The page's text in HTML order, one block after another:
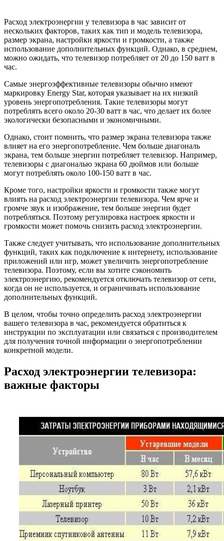
Расход электроэнергии у телевизора в час зависит от
нескольких факторов, таких как тип и модель телевизора,
размер экрана, настройки яркости и громкости, а также
использование дополнительных функций. Однако, в среднем,
можно ожидать, что телевизор потребляет от 20 до 150 ватт в
час.
Самые энергоэффективные телевизоры обычно имеют
маркировку Energy Star, которая указывает на их низкий
уровень энергопотребления. Такие телевизоры могут
потреблять всего около 20-30 ватт в час, что делает их более
экологически безопасными и экономичными.
Однако, стоит помнить, что размер экрана телевизора также
влияет на его энергопотребление. Чем больше диагональ
экрана, тем больше энергии потребляет телевизор. Например,
телевизоры с диагональю экрана 60 дюймов или больше
могут потреблять около 100-150 ватт в час.
Кроме того, настройки яркости и громкости также могут
влиять на расход электроэнергии телевизора. Чем ярче и
громче звук и изображение, тем больше энергии будет
потребляться. Поэтому регулировка настроек яркости и
громкости может помочь снизить расход электроэнергии.
Также следует учитывать, что использование дополнительных
функций, таких как подключение к интернету, использование
приложений или игр, может увеличить энергопотребление
телевизора. Поэтому, если вы хотите сэкономить
электроэнергию, рекомендуется отключать телевизор от сети,
когда он не используется, и ограничивать использование
дополнительных функций.
В целом, чтобы точно определить расход электроэнергии
вашего телевизора в час, рекомендуется обратиться к
инструкции по эксплуатации или связаться с производителем
для получения точной информации о энергопотреблении
конкретной модели.
Расход электроэнергии телевизора:
важные факторы